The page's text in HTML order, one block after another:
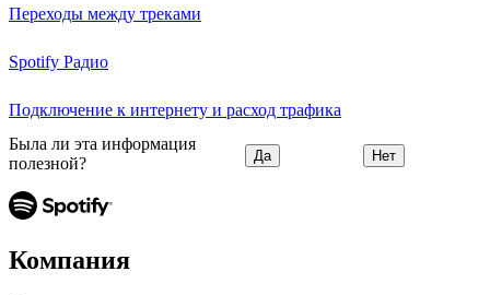
Переходы между треками
Spotify Радио
Подключение к интернету и расход трафика
Была ли эта информация
полезной?
Да Нет
Компания